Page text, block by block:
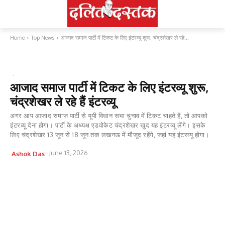
Home Top News आजाद समाज पार्टी में टिकट के लिए इंटरव्यू शुरू, चंद्रशेखर ले रहे...
आजाद समाज पार्टी में टिकट के लिए इंटरव्यू शुरू,
चंद्रशेखर ले रहे हैं इंटरव्यू
अगर आप आजाद समाज पार्टी से यूपी विधान सभा चुनाव में टिकट चाहते हैं, तो आपको
इंटरव्यू देना होगा। पार्टी के अध्यक्ष एडवोकेट चंद्रशेखर खुद यह इंटरव्यू लेंगे। इसके
लिए चंद्रशेखर 13 जून से 18 जून तक लखनऊ में मौजूद रहेंगे, जहां यह इंटरव्यू होगा।
Ashok Das June 13, 2026